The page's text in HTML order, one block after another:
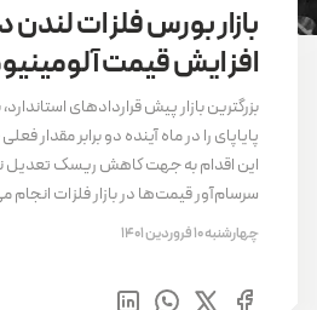
بازار بورس فلزات لندن
افزایش قیمت
بزرگترین بازار پیش قراردادهای
پایاپای را در ماه آینده دو برابر مقدار
این اقدام به جهت کاهش ریسک تعدیل
سرسام‌آور قیمت‌ها در بازار فلزات
چهارشنبه 10 فروردین 1401